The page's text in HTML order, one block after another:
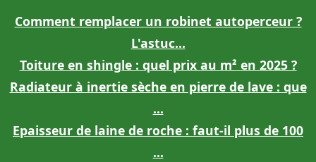
Comment remplacer un robinet autoperceur ?
L'astuc...
Toiture en shingle : quel prix au m² en 2025 ?
Radiateur à inertie sèche en pierre de lave : que
...
Epaisseur de laine de roche : faut-il plus de 100
...